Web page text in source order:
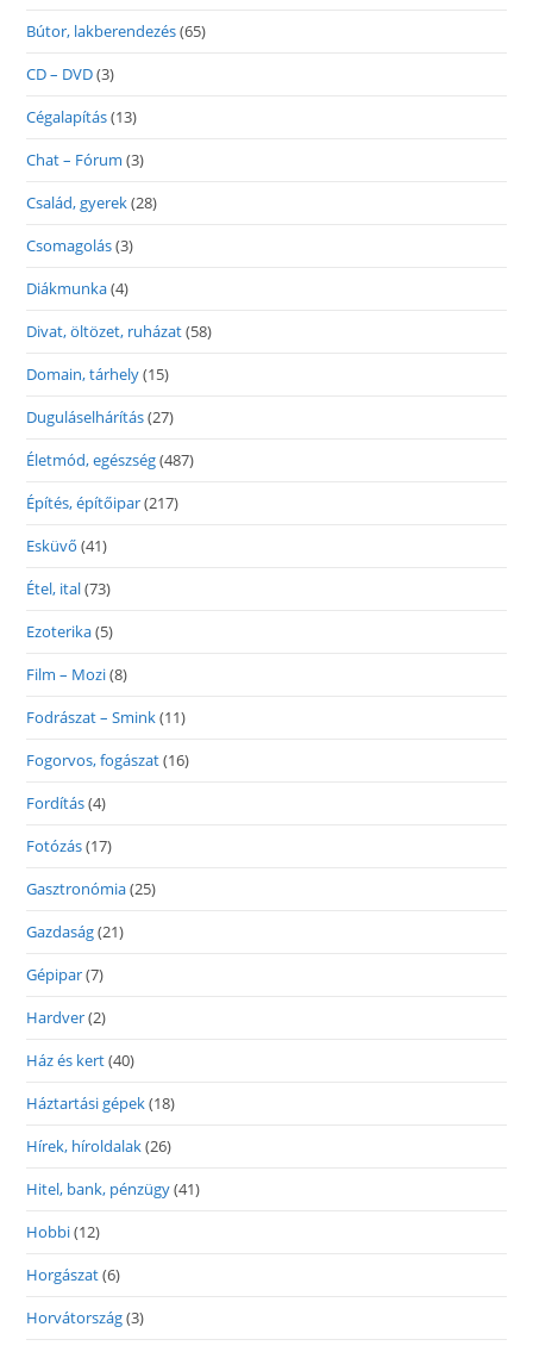
Bútor, lakberendezés(65)
CD – DVD(3)
Cégalapítás(13)
Chat – Fórum (3)
Család, gyerek(28)
Csomagolás(3)
Diákmunka(4)
Divat, öltözet, ruházat(58)
Domain, tárhely(15)
Duguláselhárítás(27)
Életmód, egészség(487)
Építés, építőipar(217)
Esküvő (41)
Étel, ital(73)
Ezoterika(5)
Film – Mozi(8)
Fodrászat – Smink(11)
Fogorvos, fogászat(16)
Fordítás(4)
Fotózás(17)
Gasztronómia(25)
Gazdaság(21)
Gépipar(7)
Hardver(2)
Ház és kert(40)
Háztartási gépek(18)
Hírek, híroldalak(26)
Hitel, bank, pénzügy(41)
Hobbi(12)
Horgászat(6)
Horvátország(3)